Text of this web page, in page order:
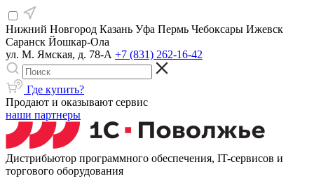
Нижний Новгород Казань Уфа Пермь Чебоксары Ижевск
Саранск Йошкар-Ола
ул. М. Ямская, д. 78-А +7 (831) 262-16-42
Где купить?
Продают и оказывают сервис
наши партнеры
Дистрибьютор программного обеспечения, IT-сервисов и
торгового оборудования